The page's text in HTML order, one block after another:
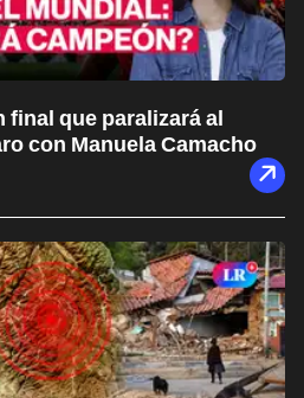
final que paralizará al
con Manuela Camacho